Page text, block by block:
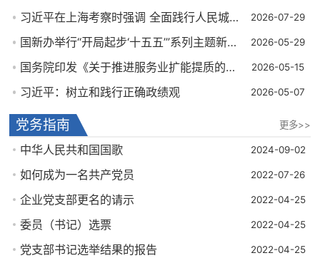
习近平在上海考察时强调 全面践行人民城市理念 高质量推进城市更新 2026-07-29
国新办举行“开局起步‘十五五’”系列主题新闻发布会介绍推进全面依法治国有关情况 2026-05-29
国务院印发《关于推进服务业扩能提质的意见》明确实施物业服务质量提升行动 2026-05-15
习近平：树立和践行正确政绩观 2026-05-07
党务指南 更多>>
中华人民共和国国歌 2024-09-02
如何成为一名共产党员 2022-07-26
企业党支部更名的请示 2022-04-25
委员（书记）选票 2022-04-25
党支部书记选举结果的报告 2022-04-25